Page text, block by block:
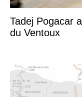
Tadej Pogacar
du Ventoux